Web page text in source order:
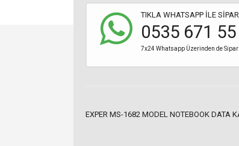
TIKLA WHATSAPP İLE
0535 671
7x24 Whatsapp Üzerinden de
EXPER MS-1682 MODEL NOTEBOOK DATA